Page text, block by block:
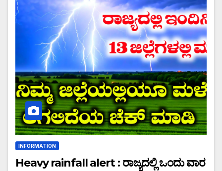
INFORMATION
Heavy rainfall alert : ರಾಜ್ಯದಲ್ಲಿ ಒಂದು ವಾರ